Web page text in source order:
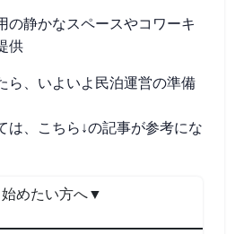
の静かなスペースやコワーキ
供
ら、いよいよ民泊運営の準備
は、こちら↓の記事が参考にな
めたい方へ▼